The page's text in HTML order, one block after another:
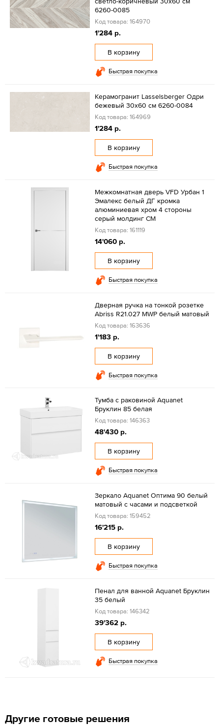
6260-0085
Код товара: 164970
1'284 р.
В корзину
Быстрая покупка
Керамогранит Lasselsberger Одри
бежевый 30х60 см 6260-0084
Код товара: 164969
1'284 р.
В корзину
Быстрая покупка
Межкомнатная дверь VFD Урбан 1
Эмалекс белый ДГ кромка
алюминиевая хром 4 стороны
серый молдинг СМ
Код товара: 161119
14'060 р.
В корзину
Быстрая покупка
Дверная ручка на тонкой розетке
Abriss R21.027 MWP белый матовый
Код товара: 163636
1'183 р.
В корзину
Быстрая покупка
Тумба с раковиной Aquanet
Бруклин 85 белая
Код товара: 146363
48'430 р.
В корзину
Быстрая покупка
Зеркало Aquanet Оптима 90 белый
матовый с часами и подсветкой
Код товара: 159452
16'215 р.
В корзину
Быстрая покупка
Пенал для ванной Aquanet Бруклин
35 белый
Код товара: 146342
39'362 р.
В корзину
Быстрая покупка
Другие готовые решения